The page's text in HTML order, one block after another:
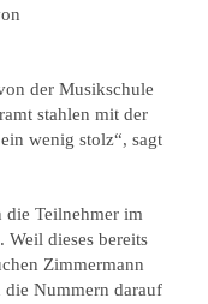
der Musikschule
stahlen mit der
wenig stolz“, sagt
Teilnehmer im
Weil dieses bereits
Zimmermann
Nummern darauf